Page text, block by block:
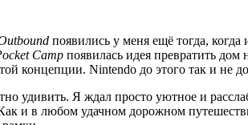
появились у меня ещё тогда,
Camp появилась идея превратить
концепции. Nintendo до этого так и не
удивить. Я ждал просто уютное и
и в любом удачном дорожном